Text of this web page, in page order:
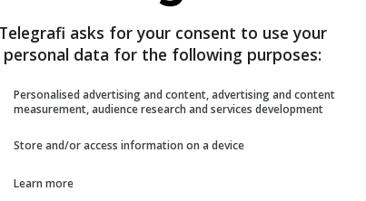
Telegrafi asks for your consent to use your
personal data for the following purposes:
Personalised advertising and content, advertising and content
measurement, audience research and services development
Store and/or access information on a device
Learn more